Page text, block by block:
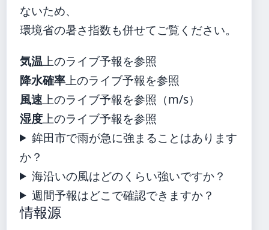
ないため、
環境省の暑さ指数も併せてご覧ください。
気温上のライブ予報を参照
降水確率上のライブ予報を参照
風速上のライブ予報を参照（m/s）
湿度上のライブ予報を参照
鉾田市で雨が急に強まることはあります
か？
海沿いの風はどのくらい強いですか？
週間予報はどこで確認できますか？
情報源